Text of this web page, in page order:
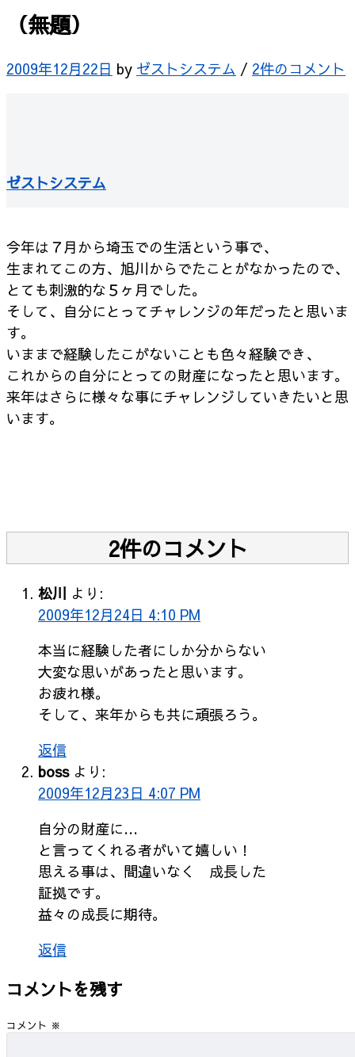
（無題）
2009年12月22日 by ゼストシステム / 2件のコメント
ゼストシステム
今年は７月から埼玉での生活という事で、
生まれてこの方、旭川からでたことがなかったので、
とても刺激的な５ヶ月でした。
そして、自分にとってチャレンジの年だったと思いま
す。
いままで経験したこがないことも色々経験でき、
これからの自分にとっての財産になったと思います。
来年はさらに様々な事にチャレンジしていきたいと思
います。
2件のコメント
松川 より:
2009年12月24日 4:10 PM
本当に経験した者にしか分からない
大変な思いがあったと思います。
お疲れ様。
そして、来年からも共に頑張ろう。
返信
boss より:
2009年12月23日 4:07 PM
自分の財産に…
と言ってくれる者がいて嬉しい！
思える事は、間違いなく 成長した
証拠です。
益々の成長に期待。
返信
コメントを残す
コメント ※